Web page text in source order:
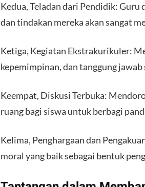
Kedua, Teladan dari Pendidik:
dan tindakan mereka akan sangat
Ketiga, Kegiatan Ekstrakurikuler:
kepemimpinan, dan tanggung
Keempat, Diskusi Terbuka:
ruang bagi siswa untuk berbagi
Kelima, Penghargaan dan
moral yang baik sebagai bentuk